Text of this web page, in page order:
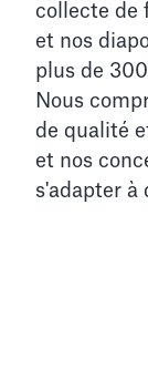
collecte de
et nos
plus de
Nous
de qualité
et nos
s'adapter à